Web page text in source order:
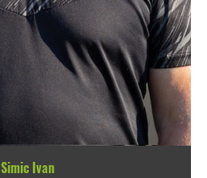
Simic Ivan